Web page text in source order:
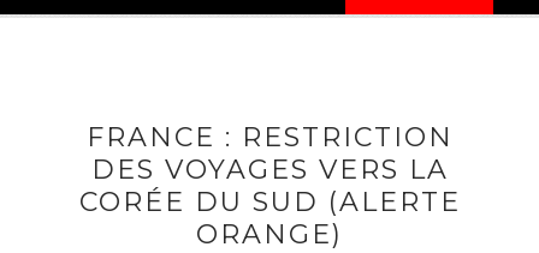
FRANCE : RESTRICTION
DES VOYAGES VERS LA
CORÉE DU SUD (ALERTE
ORANGE)